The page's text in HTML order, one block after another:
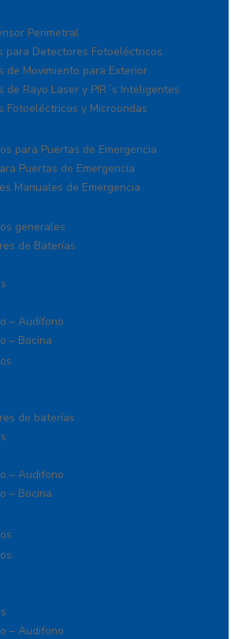
Perimetral
Perimetral
para Detectores Fotoeléctricos
de Movimiento para Exterior
de Rayo Laser y PIR´s Inteligentes
Fotoeléctricos y Microondas
Emergencia
para Puertas de Emergencia
Puertas de Emergencia
Manuales de Emergencia
para Hytera (HYT)
generales
de Baterías
– Audífono
– Bocina
para ICOM
de baterías
– Audifono
– Bocina
para Otras Marcas
Para Motorola
– Audifono